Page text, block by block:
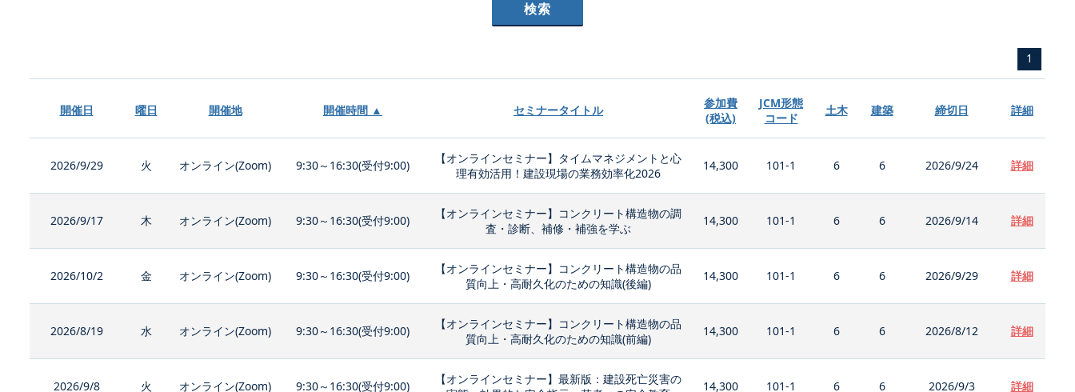
1
開催日 曜日 開催地 開催時間 ▲ セミナータイトル
参加費
(税込)
JCM形態
コード
土木 建築 締切日 詳細
2026/9/29 火 オンライン(Zoom) 9:30～16:30(受付9:00)
【オンラインセミナー】タイムマネジメントと心
理有効活用！建設現場の業務効率化2026
14,300 101-1 6 6 2026/9/24 詳細
2026/9/17 木 オンライン(Zoom) 9:30～16:30(受付9:00)
【オンラインセミナー】コンクリート構造物の調
査・診断、補修・補強を学ぶ
14,300 101-1 6 6 2026/9/14 詳細
2026/10/2 金 オンライン(Zoom) 9:30～16:30(受付9:00)
【オンラインセミナー】コンクリート構造物の品
質向上・高耐久化のための知識(後編)
14,300 101-1 6 6 2026/9/29 詳細
2026/8/19 水 オンライン(Zoom) 9:30～16:30(受付9:00)
【オンラインセミナー】コンクリート構造物の品
質向上・高耐久化のための知識(前編)
14,300 101-1 6 6 2026/8/12 詳細
2026/9/8 火 オンライン(Zoom) 9:30～16:30(受付9:00)
【オンラインセミナー】最新版：建設死亡災害の
14,300 101-1 6 6 2026/9/3 詳細